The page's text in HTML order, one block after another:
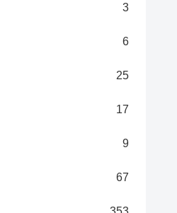
3
6
25
17
9
67